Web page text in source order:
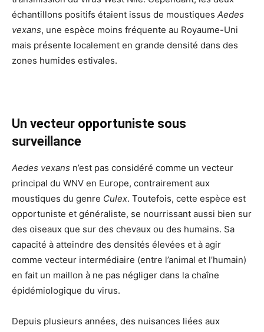
échantillons positifs étaient issus de moustiques Aedes
vexans, une espèce moins fréquente au Royaume-Uni
mais présente localement en grande densité dans des
zones humides estivales.
Un vecteur opportuniste sous
surveillance
Aedes vexans n’est pas considéré comme un vecteur
principal du WNV en Europe, contrairement aux
moustiques du genre Culex. Toutefois, cette espèce est
opportuniste et généraliste, se nourrissant aussi bien sur
des oiseaux que sur des chevaux ou des humains. Sa
capacité à atteindre des densités élevées et à agir
comme vecteur intermédiaire (entre l’animal et l’humain)
en fait un maillon à ne pas négliger dans la chaîne
épidémiologique du virus.
Depuis plusieurs années, des nuisances liées aux